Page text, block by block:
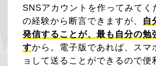
SNSアカウントを作ってみてく
の経験から断言できますが、 自
発信することが、最も自分の勉
すから。電子版であれば、スマ
ョして送ることができるので便